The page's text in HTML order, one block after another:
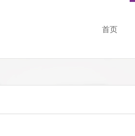
首页